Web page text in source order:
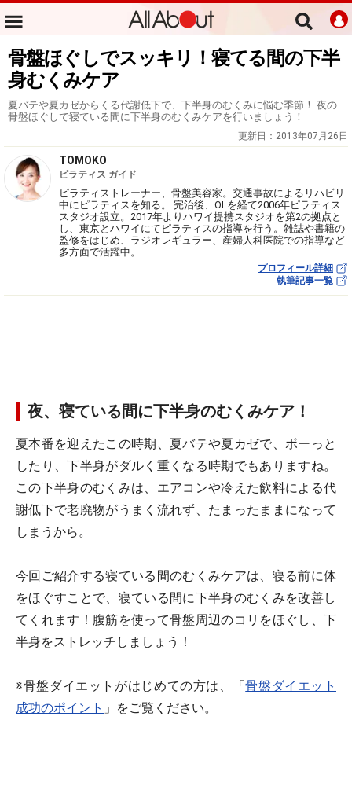
骨盤ほぐしでスッキリ！寝てる間の下半
身むくみケア
夏バテや夏カゼからくる代謝低下で、下半身のむくみに悩む季節！ 夜の
骨盤ほぐしで寝ている間に下半身のむくみケアを行いましょう！
更新日： 2013年07月26日
TOMOKO
ピラティス ガイド
ピラティストレーナー、骨盤美容家。交通事故によるリハビリ
中にピラティスを知る。 完治後、OLを経て2006年ピラティス
スタジオ設立。2017年よりハワイ提携スタジオを第2の拠点と
し、東京とハワイにてピラティスの指導を行う。雑誌や書籍の
監修をはじめ、ラジオレギュラー、産婦人科医院での指導など
多方面で活躍中。
プロフィール詳細
執筆記事一覧
夜、寝ている間に下半身のむくみケア！
夏本番を迎えたこの時期、夏バテや夏カゼで、ボーっと
したり、下半身がダルく重くなる時期でもありますね。
この下半身のむくみは、エアコンや冷えた飲料による代
謝低下で老廃物がうまく流れず、たまったままになって
しまうから。
今回ご紹介する寝ている間のむくみケアは、寝る前に体
をほぐすことで、寝ている間に下半身のむくみを改善し
てくれます！腹筋を使って骨盤周辺のコリをほぐし、下
半身をストレッチしましょう！
※骨盤ダイエットがはじめての方は、「骨盤ダイエット
成功のポイント 」をご覧ください。